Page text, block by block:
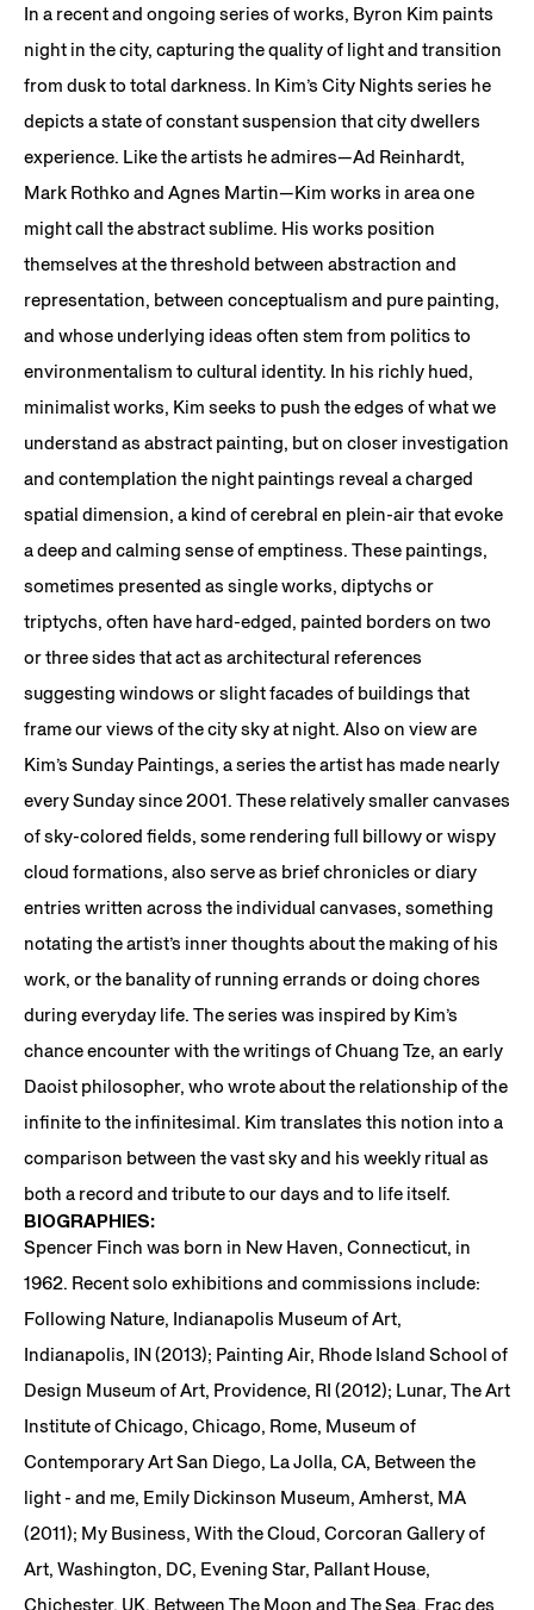
In a recent and ongoing series of works, Byron Kim paints
night in the city, capturing the quality of light and transition
from dusk to total darkness. In Kim’s City Nights series he
depicts a state of constant suspension that city dwellers
experience. Like the artists he admires—Ad Reinhardt,
Mark Rothko and Agnes Martin—Kim works in area one
might call the abstract sublime. His works position
themselves at the threshold between abstraction and
representation, between conceptualism and pure painting,
and whose underlying ideas often stem from politics to
environmentalism to cultural identity. In his richly hued,
minimalist works, Kim seeks to push the edges of what we
understand as abstract painting, but on closer investigation
and contemplation the night paintings reveal a charged
spatial dimension, a kind of cerebral en plein-air that evoke
a deep and calming sense of emptiness. These paintings,
sometimes presented as single works, diptychs or
triptychs, often have hard-edged, painted borders on two
or three sides that act as architectural references
suggesting windows or slight facades of buildings that
frame our views of the city sky at night. Also on view are
Kim’s Sunday Paintings, a series the artist has made nearly
every Sunday since 2001. These relatively smaller canvases
of sky-colored fields, some rendering full billowy or wispy
cloud formations, also serve as brief chronicles or diary
entries written across the individual canvases, something
notating the artist’s inner thoughts about the making of his
work, or the banality of running errands or doing chores
during everyday life. The series was inspired by Kim’s
chance encounter with the writings of Chuang Tze, an early
Daoist philosopher, who wrote about the relationship of the
infinite to the infinitesimal. Kim translates this notion into a
comparison between the vast sky and his weekly ritual as
both a record and tribute to our days and to life itself.
BIOGRAPHIES:
Spencer Finch was born in New Haven, Connecticut, in
1962. Recent solo exhibitions and commissions include:
Following Nature, Indianapolis Museum of Art,
Indianapolis, IN (2013); Painting Air, Rhode Island School of
Design Museum of Art, Providence, RI (2012); Lunar, The Art
Institute of Chicago, Chicago, Rome, Museum of
Contemporary Art San Diego, La Jolla, CA, Between the
light - and me, Emily Dickinson Museum, Amherst, MA
(2011); My Business, With the Cloud, Corcoran Gallery of
Art, Washington, DC, Evening Star, Pallant House,
Chichester, UK, Between The Moon and The Sea, Frac des